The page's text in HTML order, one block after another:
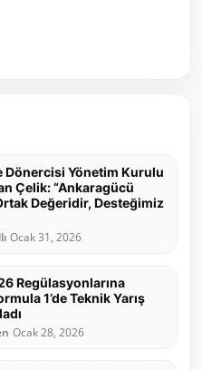
Dönercisi Yönetim Kurulu
Çelik: “Ankaragücü
Değeridir, Desteğimiz
Ocak 31, 2026
Regülasyonlarına
1’de Teknik Yarış
Ocak 28, 2026